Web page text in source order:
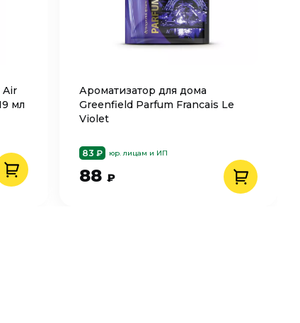
Air
мл
Ароматизатор для дома
Greenfield Parfum Francais Le
Violet
83 ₽ юр. лицам и ИП
88 ₽